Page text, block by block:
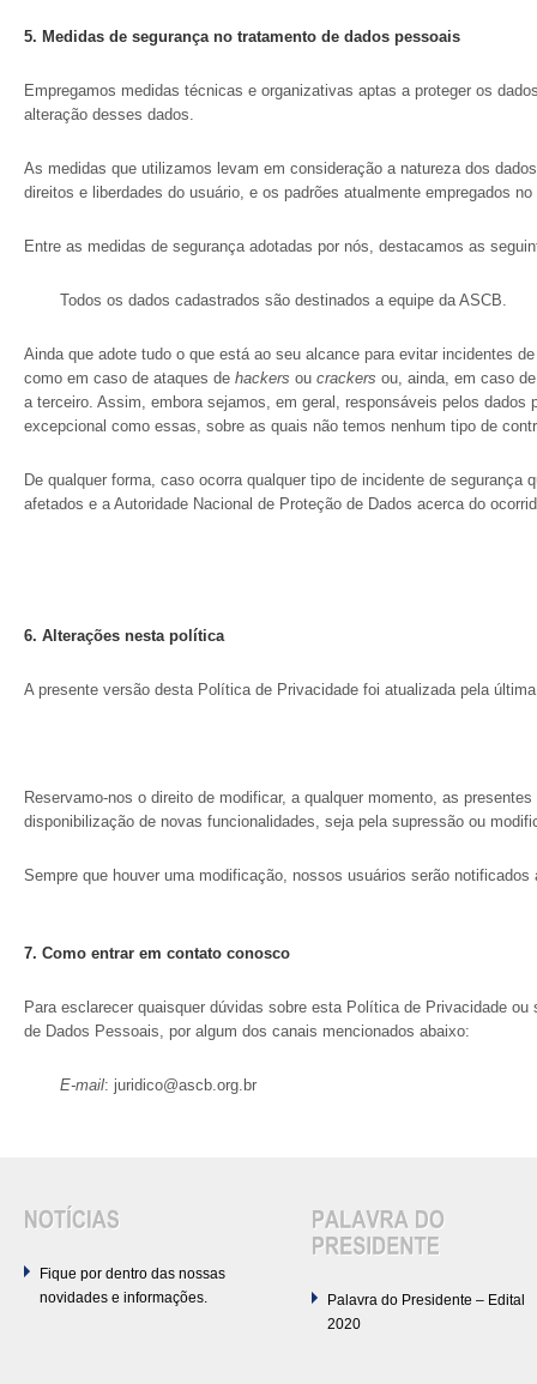
5. Medidas de segurança no tratamento de dados pessoais
Empregamos medidas técnicas e organizativas aptas a proteger os
alteração desses dados.
As medidas que utilizamos levam em consideração a natureza dos
direitos e liberdades do usuário, e os padrões atualmente empregados
Entre as medidas de segurança adotadas por nós, destacamos as
Todos os dados cadastrados são destinados a equipe da ASCB.
Ainda que adote tudo o que está ao seu alcance para evitar incidentes
como em caso de ataques de hackers ou crackers ou, ainda, em caso
a terceiro. Assim, embora sejamos, em geral, responsáveis pelos
excepcional como essas, sobre as quais não temos nenhum tipo de
De qualquer forma, caso ocorra qualquer tipo de incidente de
afetados e a Autoridade Nacional de Proteção de Dados acerca do
6. Alterações nesta política
A presente versão desta Política de Privacidade foi atualizada pela
Reservamo-nos o direito de modificar, a qualquer momento, as
disponibilização de novas funcionalidades, seja pela supressão ou
Sempre que houver uma modificação, nossos usuários serão notificados
7. Como entrar em contato conosco
Para esclarecer quaisquer dúvidas sobre esta Política de Privacidade
de Dados Pessoais, por algum dos canais mencionados abaixo:
E-mail: juridico@ascb.org.br
Fique por dentro das nossas
novidades e informações.
Palavra do Presidente – Edital
2020